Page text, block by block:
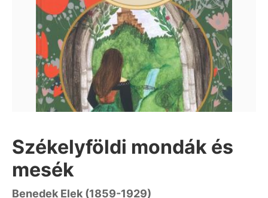
Székelyföldi mondák és
mesék
Benedek Elek (1859-1929)